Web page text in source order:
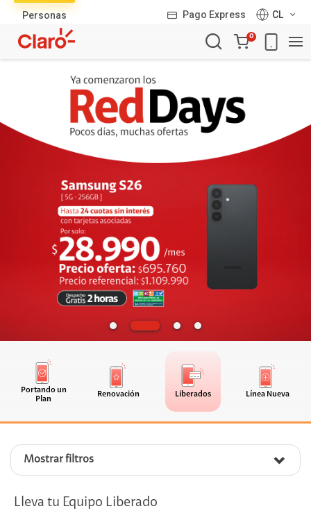
Personas Pago Express
CL
Carro
de
0
Portando un
Plan
Renovación Liberados Línea Nueva
Mostrar filtros
productos
Lleva tu Equipo Liberado